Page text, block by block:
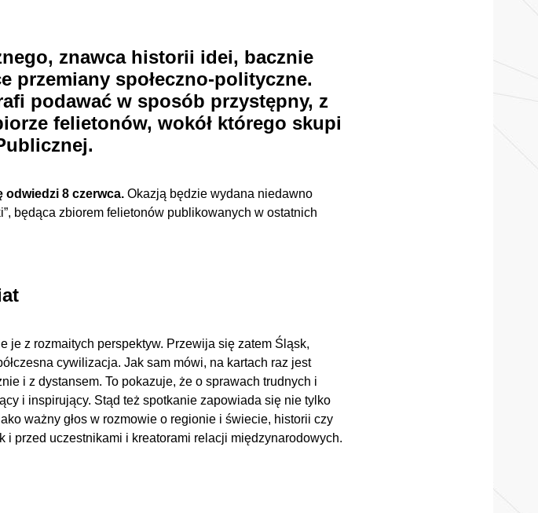
znawca historii idei, bacznie
przemiany społeczno-polityczne.
podawać w sposób przystępny, z
felietonów, wokół którego skupi
odwiedzi 8 czerwca. Okazją będzie wydana niedawno
będąca zbiorem felietonów publikowanych w ostatnich
je z rozmaitych perspektyw. Przewija się zatem Śląsk,
cywilizacja. Jak sam mówi, na kartach raz jest
i z dystansem. To pokazuje, że o sprawach trudnych i
i inspirujący. Stąd też spotkanie zapowiada się nie tylko
ważny głos w rozmowie o regionie i świecie, historii czy
i przed uczestnikami i kreatorami relacji międzynarodowych.